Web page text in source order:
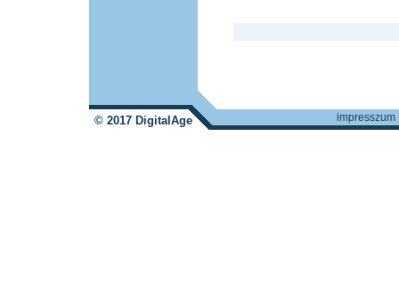
© 2017 DigitalAge impresszum